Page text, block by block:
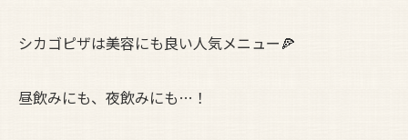
シカゴピザは美容にも良い人気メニュー🍕
昼飲みにも、夜飲みにも…！